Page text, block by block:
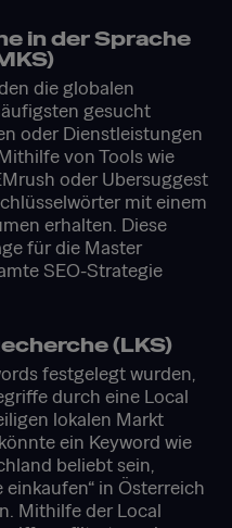
in der Sprache
die globalen
gesucht
oder Dienstleistungen
von Tools wie
oder Ubersuggest
mit einem
erhalten. Diese
für die Master
SEO-Strategie
(LKS)
festgelegt wurden,
durch eine Local
lokalen Markt
ein Keyword wie
beliebt sein,
in Österreich
Mithilfe der Local